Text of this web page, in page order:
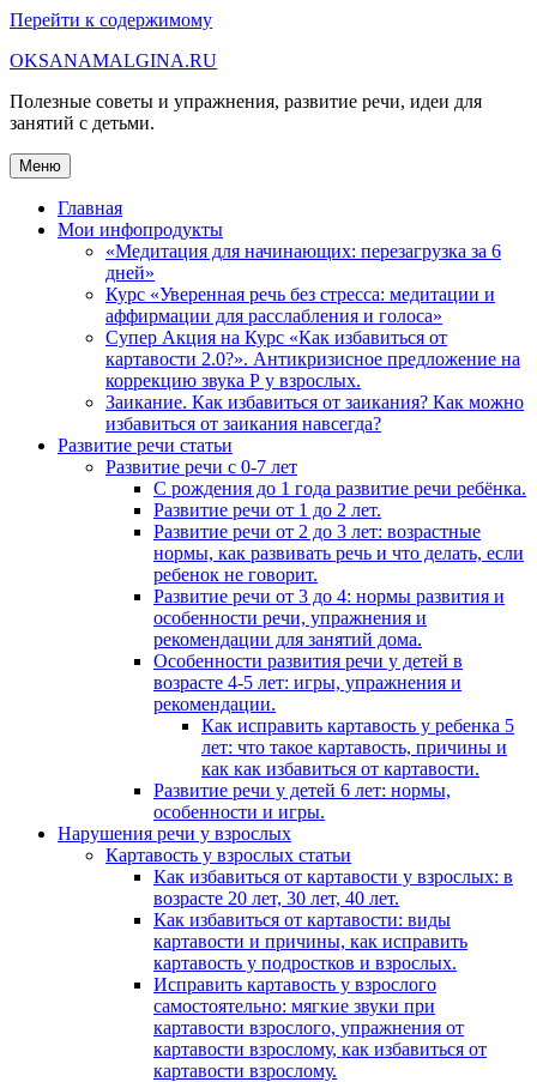
Перейти к содержимому
OKSANAMALGINA.RU
Полезные советы и упражнения, развитие речи, идеи для
занятий с детьми.
Меню
Главная
Мои инфопродукты
«Медитация для начинающих: перезагрузка за 6
дней»
Курс «Уверенная речь без стресса: медитации и
аффирмации для расслабления и голоса»
Супер Акция на Курс «Как избавиться от
картавости 2.0?». Антикризисное предложение на
коррекцию звука Р у взрослых.
Заикание. Как избавиться от заикания? Как можно
избавиться от заикания навсегда?
Развитие речи статьи
Развитие речи с 0-7 лет
С рождения до 1 года развитие речи ребёнка.
Развитие речи от 1 до 2 лет.
Развитие речи от 2 до 3 лет: возрастные
нормы, как развивать речь и что делать, если
ребенок не говорит.
Развитие речи от 3 до 4: нормы развития и
особенности речи, упражнения и
рекомендации для занятий дома.
Особенности развития речи у детей в
возрасте 4-5 лет: игры, упражнения и
рекомендации.
Как исправить картавость у ребенка 5
лет: что такое картавость, причины и
как как избавиться от картавости.
Развитие речи у детей 6 лет: нормы,
особенности и игры.
Нарушения речи у взрослых
Картавость у взрослых статьи
Как избавиться от картавости у взрослых: в
возрасте 20 лет, 30 лет, 40 лет.
Как избавиться от картавости: виды
картавости и причины, как исправить
картавость у подростков и взрослых.
Исправить картавость у взрослого
самостоятельно: мягкие звуки при
картавости взрослого, упражнения от
картавости взрослому, как избавиться от
картавости взрослому.